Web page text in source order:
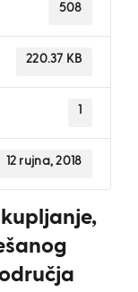
508
220.37 KB
1
12 rujna, 2018